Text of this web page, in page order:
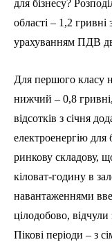
для бізнесу?
області – 1,2 гривні
урахуванням ПДВ
Для першого класу
нижчий – 0,8
відсотків з січня
електроенергію для
ринкову складову,
кіловат-годину в
навантаженнями
цілодобово, відчули
Пікові періоди – з